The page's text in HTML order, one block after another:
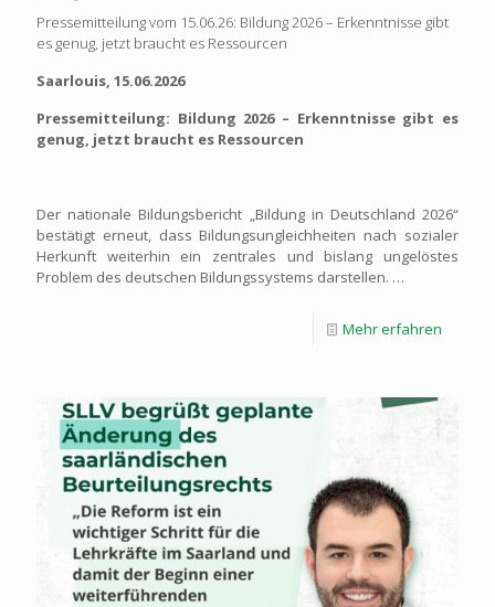
Pressemitteilung vom 15.06.26: Bildung 2026 – Erkenntnisse gibt
es genug, jetzt braucht es Ressourcen
Saarlouis, 15.06.2026
Pressemitteilung: Bildung 2026 – Erkenntnisse gibt es
genug, jetzt braucht es Ressourcen
Der nationale Bildungsbericht „Bildung in Deutschland 2026“
bestätigt erneut, dass Bildungsungleichheiten nach sozialer
Herkunft weiterhin ein zentrales und bislang ungelöstes
Problem des deutschen Bildungssystems darstellen. …
Mehr erfahren